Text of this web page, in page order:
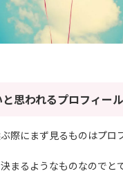
思われるプロフィー
際にまず見るものはプロ
まるようなものなのでと